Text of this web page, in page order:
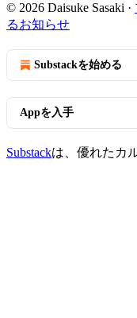
© 2026 Daisuke Sasaki ·
るお知らせ
Substackを始める
Appを入手
Substackは、優れたカ